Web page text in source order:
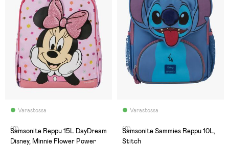
Varastossa
(0)
Samsonite Reppu 15L DayDream
Disney, Minnie Flower Power
Varastossa
(0)
Samsonite Sammies Reppu 10L,
Stitch